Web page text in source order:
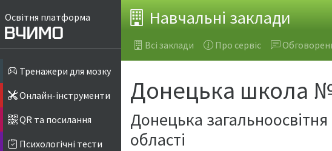
Освітня платформа
Тренажери для мозку
Онлайн-інструменти
QR та посилання
Психологічні тести
Навчальні заклади
Всі заклади Про сервіс
Донецька школа
Донецька
області